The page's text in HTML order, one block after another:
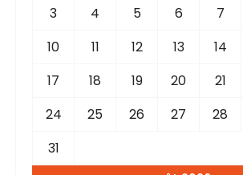
3
4 5 6 7
10
11 12 13 14
17
18 19 20 21
24
25 26 27 28
31